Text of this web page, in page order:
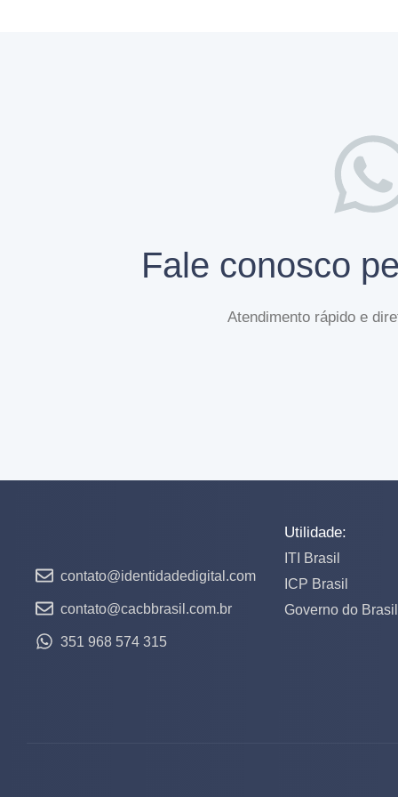
Fale conosco
Atendimento rápido e
contato@identidadedigital.com
contato@cacbbrasil.com.br
351 968 574 315
Utilidade:
ITI Brasil
ICP Brasil
Governo do Brasil